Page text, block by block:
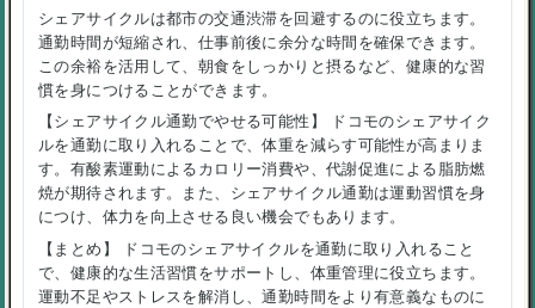
シェアサイクルは都市の交通渋滞を回避するのに役立ちます。
通勤時間が短縮され、仕事前後に余分な時間を確保できます。
この余裕を活用して、朝食をしっかりと摂るなど、健康的な習
慣を身につけることができます。
【シェアサイクル通勤でやせる可能性】 ドコモのシェアサイク
ルを通勤に取り入れることで、体重を減らす可能性が高まりま
す。有酸素運動によるカロリー消費や、代謝促進による脂肪燃
焼が期待されます。また、シェアサイクル通勤は運動習慣を身
につけ、体力を向上させる良い機会でもあります。
【まとめ】 ドコモのシェアサイクルを通勤に取り入れること
で、健康的な生活習慣をサポートし、体重管理に役立ちます。
運動不足やストレスを解消し、通勤時間をより有意義なものに